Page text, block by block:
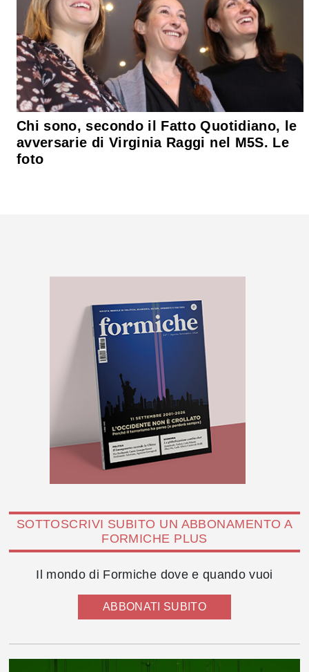
Chi sono, secondo il Fatto Quotidiano, le
avversarie di Virginia Raggi nel M5S. Le
foto
SOTTOSCRIVI SUBITO UN ABBONAMENTO A
FORMICHE PLUS
Il mondo di Formiche dove e quando vuoi
ABBONATI SUBITO